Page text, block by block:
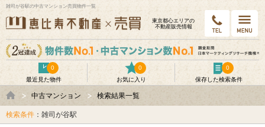
雑司が谷駅の中古マンション売買物件一覧
東京都⼼エリアの
不動産販売情報
最近見た物件
0
お気に入り
0
保存した検索条件
0
中古マンション 検索結果一覧
検索条件 ：雑司が谷駅